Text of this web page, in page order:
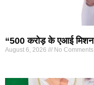
“500 करोड़ के एआई
August 6, 2026 No Comments